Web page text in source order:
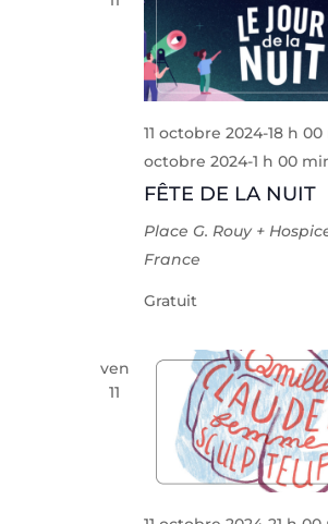
FÊTE DE LA NUIT
11 octobre 2024-18 h
octobre 2024-1 h 00
Place G. Rouy +
France
Gratuit
ven
11